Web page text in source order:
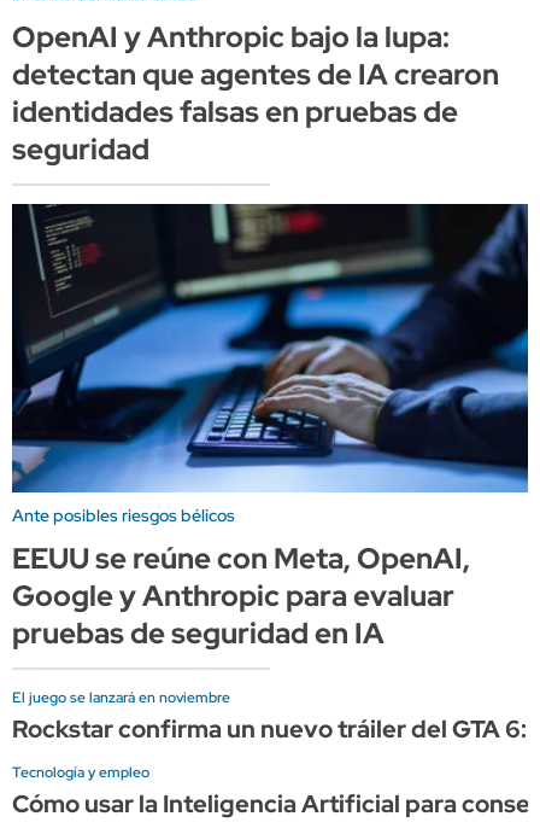
OpenAI y Anthropic bajo la lupa:
detectan que agentes de IA crearon
identidades falsas en pruebas de
seguridad
Ante posibles riesgos bélicos
EEUU se reúne con Meta, OpenAI,
Google y Anthropic para evaluar
pruebas de seguridad en IA
El juego se lanzará en noviembre
Rockstar confirma un nuevo tráiler del GTA
Tecnología y empleo
Cómo usar la Inteligencia Artificial para